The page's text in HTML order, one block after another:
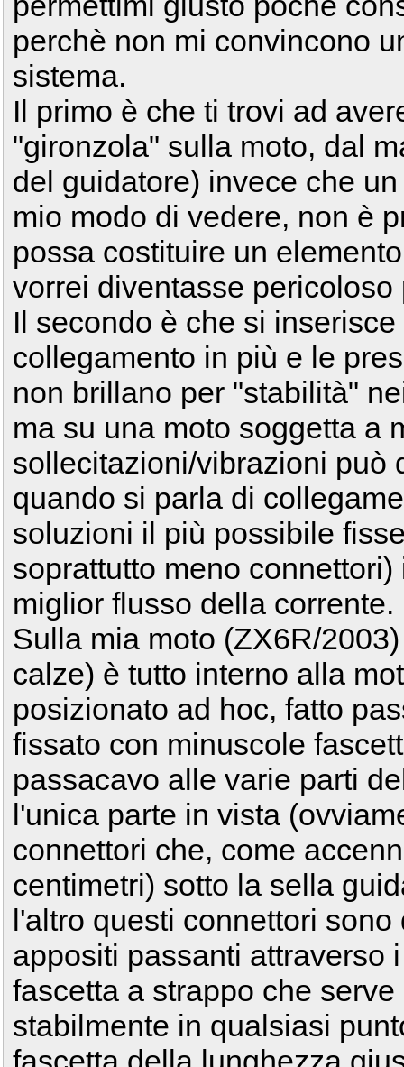
perchè non mi convincono
sistema.
Il primo è che ti trovi ad
"gironzola" sulla moto, dal
del guidatore) invece che
mio modo di vedere, non è
possa costituire un
vorrei diventasse pericoloso
Il secondo è che si
collegamento in più e le
non brillano per "stabilità"
ma su una moto soggetta a
sollecitazioni/vibrazioni può
quando si parla di
soluzioni il più possibile
soprattutto meno
miglior flusso della corrente.
Sulla mia moto (ZX6R/
calze) è tutto interno alla
posizionato ad hoc, fatto
fissato con minuscole
passacavo alle varie parti
l'unica parte in vista
connettori che, come
centimetri) sotto la sella
l'altro questi connettori
appositi passanti attraverso
fascetta a strappo che
stabilmente in qualsiasi